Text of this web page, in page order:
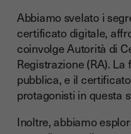
Abbiamo svelato i
certificato digitale,
coinvolge Autorità di
Registrazione (RA).
pubblica, e il
protagonisti in questa
Inoltre, abbiamo